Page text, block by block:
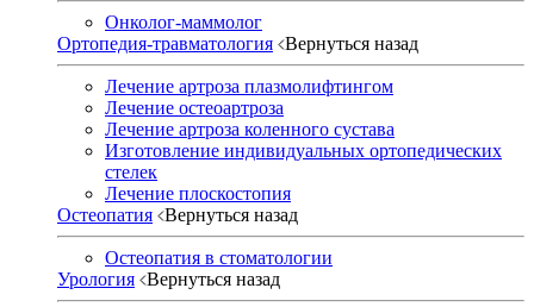
Онколог-маммолог
Ортопедия-травматология Вернуться назад
Лечение артроза плазмолифтингом
Лечение остеоартроза
Лечение артроза коленного сустава
Изготовление индивидуальных ортопедических
стелек
Лечение плоскостопия
Остеопатия Вернуться назад
Остеопатия в стоматологии
Урология Вернуться назад